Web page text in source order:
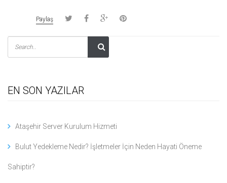
Paylaş
EN SON YAZILAR
Ataşehir Server Kurulum Hizmeti
Bulut Yedekleme Nedir? İşletmeler İçin Neden Hayati Öneme
Sahiptir?